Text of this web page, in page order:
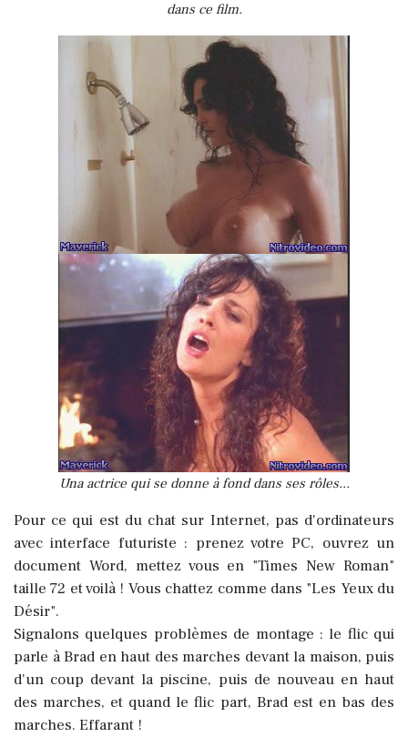
dans ce film.
Una actrice qui se donne à fond dans ses rôles...
Pour ce qui est du chat sur Internet, pas d'ordinateurs
avec interface futuriste : prenez votre PC, ouvrez un
document Word, mettez vous en "Times New Roman"
taille 72 et voilà ! Vous chattez comme dans "Les Yeux du
Désir".
Signalons quelques problèmes de montage : le flic qui
parle à Brad en haut des marches devant la maison, puis
d'un coup devant la piscine, puis de nouveau en haut
des marches, et quand le flic part, Brad est en bas des
marches. Effarant !